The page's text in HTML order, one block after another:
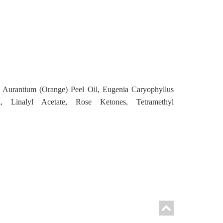
(Orange) Peel Oil, Eugenia Caryophyllus
Linalyl Acetate, Rose Ketones, Tetramethyl